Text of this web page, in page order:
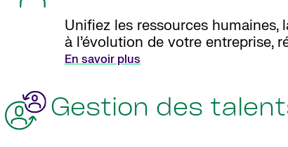
Unifiez les ressources humaines,
à l’évolution de votre entreprise,
En savoir plus
Gestion des